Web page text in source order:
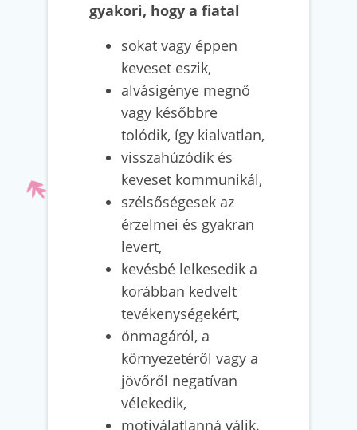
gyakori, hogy a fiatal
sokat vagy éppen
keveset eszik,
alvásigénye megnő
vagy későbbre
tolódik, így kialvatlan,
visszahúzódik és
keveset kommunikál,
szélsőségesek az
érzelmei és gyakran
levert,
kevésbé lelkesedik a
korábban kedvelt
tevékenységekért,
önmagáról, a
környezetéről vagy a
jövőről negatívan
vélekedik,
motiválatlanná válik.